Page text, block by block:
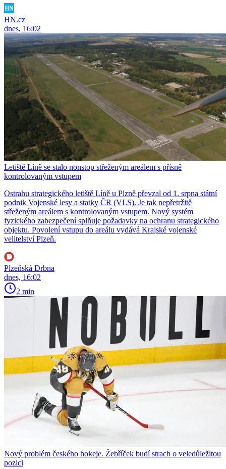
HN.cz
dnes, 16:02
Letiště Líně se stalo nonstop střeženým areálem s přísně
kontrolovaným vstupem
Ostrahu strategického letiště Líně u Plzně převzal od 1. srpna státní
podnik Vojenské lesy a statky ČR (VLS). Je tak nepřetržitě
střeženým areálem s kontrolovaným vstupem. Nový systém
fyzického zabezpečení splňuje požadavky na ochranu strategického
objektu. Povolení vstupu do areálu vydává Krajské vojenské
velitelství Plzeň.
Plzeňská Drbna
dnes, 16:02
2 min
Nový problém českého hokeje. Žebříček budí strach o veledůležitou
pozici